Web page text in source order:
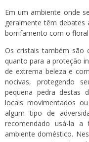
Em um ambiente onde
geralmente têm debates
borrifamento com o floral
Os cristais também são
quanto para a proteção
de extrema beleza e
nocivas, protegendo
pequena pedra destas
locais movimentados
algum tipo de
recomendado usá-la
ambiente doméstico.